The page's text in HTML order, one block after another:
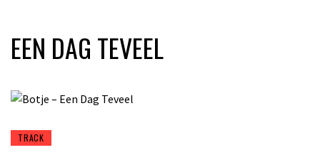
EEN DAG TEVEEL
TRACK